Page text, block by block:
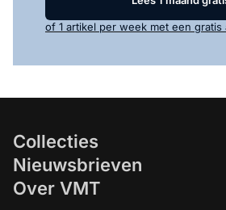
of 1 artikel per week met een gratis
Collecties
Nieuwsbrieven
Over VMT